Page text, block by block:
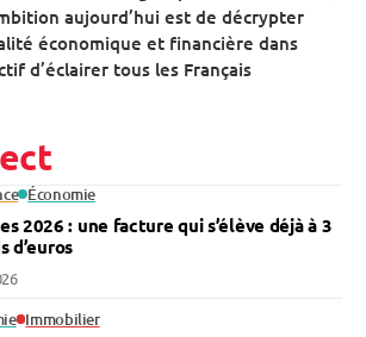
aujourd’hui est de décrypter
économique et financière dans
d’éclairer tous les Français
Économie
2026 : une facture qui s’élève déjà à 3
d’euros
Immobilier